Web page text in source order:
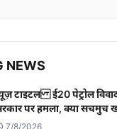
NEWS
टाइटल ई20 पेट्रोल
पर हमला, क्या सचमुच
7/8/2026